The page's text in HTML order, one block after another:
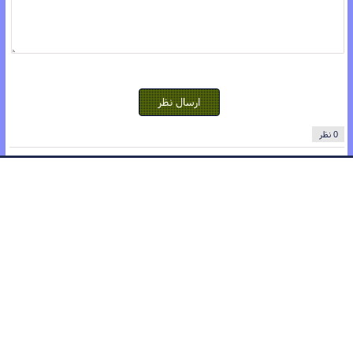
ارسال نظر
0 نظر